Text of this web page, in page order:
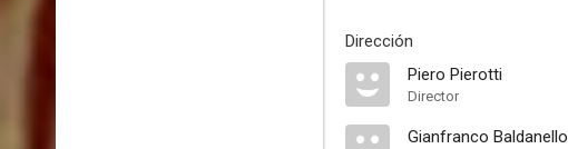
Dirección
Piero Pierotti
Director
Gianfranco Baldanello